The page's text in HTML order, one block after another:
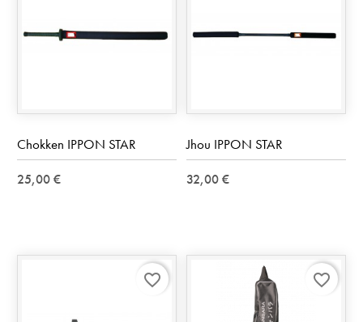
Chokken IPPON STAR
25,00 €
Jhou IPPON STAR
32,00 €
favorite_border favorite_border